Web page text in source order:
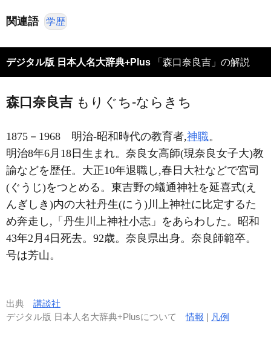
関連語 学歴
デジタル版 日本人名大辞典+Plus 「森口奈良吉」の解説
森口奈良吉 もりぐち-ならきち
1875－1968 明治-昭和時代の教育者,神職。
明治8年6月18日生まれ。奈良女高師(現奈良女子大)教
諭などを歴任。大正10年退職し,春日大社などで宮司
(ぐうじ)をつとめる。東吉野の蟻通神社を延喜式(え
んぎしき)内の大社丹生(にう)川上神社に比定するた
め奔走し,「丹生川上神社小志」をあらわした。昭和
43年2月4日死去。92歳。奈良県出身。奈良師範卒。
号は芳山。
出典 講談社
デジタル版 日本人名大辞典+Plusについて情報 | 凡例